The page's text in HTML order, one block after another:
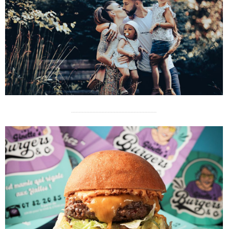
--------------------------------------------------------